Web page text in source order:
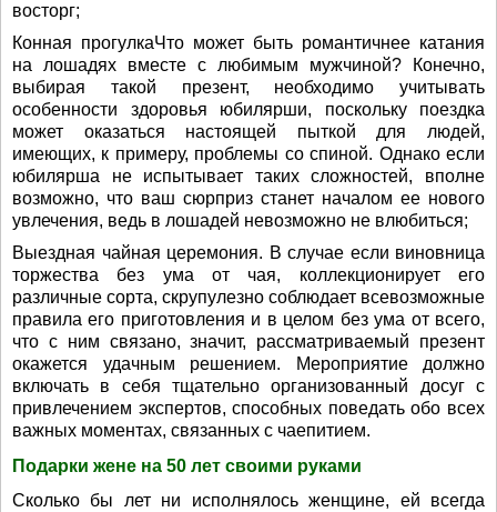
восторг;
Конная прогулкаЧто может быть романтичнее катания
на лошадях вместе с любимым мужчиной? Конечно,
выбирая такой презент, необходимо учитывать
особенности здоровья юбилярши, поскольку поездка
может оказаться настоящей пыткой для людей,
имеющих, к примеру, проблемы со спиной. Однако если
юбилярша не испытывает таких сложностей, вполне
возможно, что ваш сюрприз станет началом ее нового
увлечения, ведь в лошадей невозможно не влюбиться;
Выездная чайная церемония. В случае если виновница
торжества без ума от чая, коллекционирует его
различные сорта, скрупулезно соблюдает всевозможные
правила его приготовления и в целом без ума от всего,
что с ним связано, значит, рассматриваемый презент
окажется удачным решением. Мероприятие должно
включать в себя тщательно организованный досуг с
привлечением экспертов, способных поведать обо всех
важных моментах, связанных с чаепитием.
Подарки жене на 50 лет своими руками
Сколько бы лет ни исполнялось женщине, ей всегда